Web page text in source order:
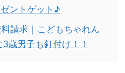
ントゲット♪
請求｜こどもちゃれん
歳男子も釘付け！！